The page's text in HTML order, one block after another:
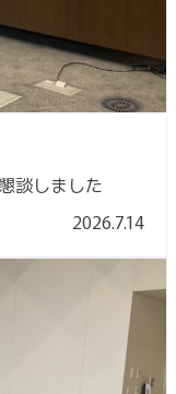
談しました
2026.7.14